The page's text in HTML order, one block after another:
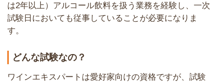
は2年以上）アルコール飲料を扱う業務を経験し、一次
試験日においても従事していることが必要になりま
す。
どんな試験なの？
ワインエキスパートは愛好家向けの資格ですが、試験